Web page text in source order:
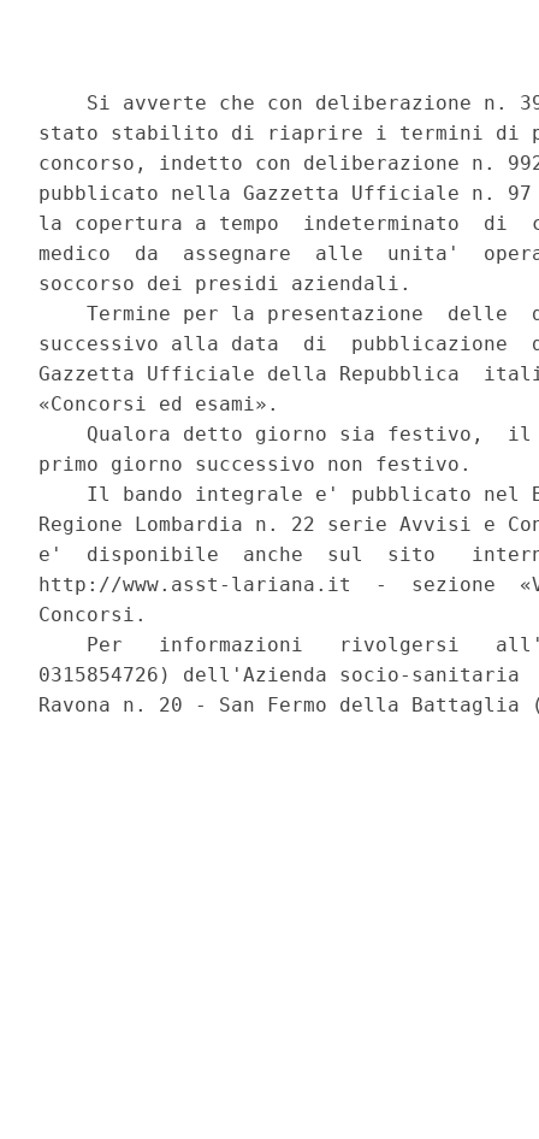
Si avverte che con deliberazione n.
stato stabilito di riaprire i termini di
concorso, indetto con deliberazione n.
pubblicato nella Gazzetta Ufficiale n. 97
la copertura a tempo  indeterminato
medico  da  assegnare  alle  unita'
soccorso dei presidi aziendali.
Termine per la presentazione  delle
successivo alla data  di  pubblicazione
Gazzetta Ufficiale della Repubblica
«Concorsi ed esami».
Qualora detto giorno sia festivo,
primo giorno successivo non festivo.
Il bando integrale e' pubblicato nel
Regione Lombardia n. 22 serie Avvisi e
e'  disponibile  anche  sul  sito
http://www.asst-lariana.it  -  sezione
Concorsi.
Per   informazioni   rivolgersi
0315854726) dell'Azienda socio-
Ravona n. 20 - San Fermo della Battaglia